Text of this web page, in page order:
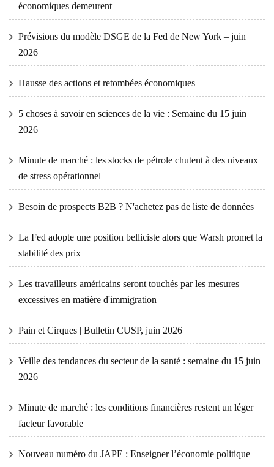
économiques demeurent
Prévisions du modèle DSGE de la Fed de New York – juin
2026
Hausse des actions et retombées économiques
5 choses à savoir en sciences de la vie : Semaine du 15 juin
2026
Minute de marché : les stocks de pétrole chutent à des niveaux
de stress opérationnel
Besoin de prospects B2B ? N'achetez pas de liste de données
La Fed adopte une position belliciste alors que Warsh promet la
stabilité des prix
Les travailleurs américains seront touchés par les mesures
excessives en matière d'immigration
Pain et Cirques | Bulletin CUSP, juin 2026
Veille des tendances du secteur de la santé : semaine du 15 juin
2026
Minute de marché : les conditions financières restent un léger
facteur favorable
Nouveau numéro du JAPE : Enseigner l’économie politique